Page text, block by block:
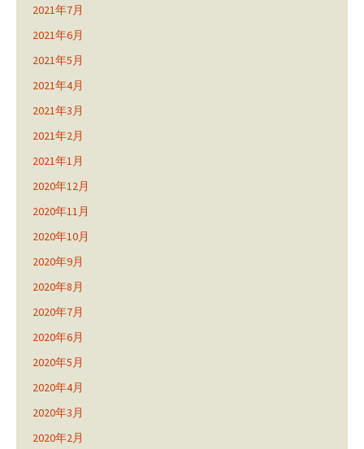
2021年7月
2021年6月
2021年5月
2021年4月
2021年3月
2021年2月
2021年1月
2020年12月
2020年11月
2020年10月
2020年9月
2020年8月
2020年7月
2020年6月
2020年5月
2020年4月
2020年3月
2020年2月